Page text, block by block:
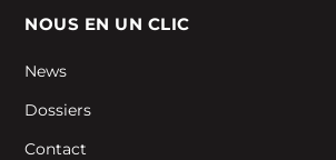
NOUS EN UN CLIC
News
Dossiers
Contact